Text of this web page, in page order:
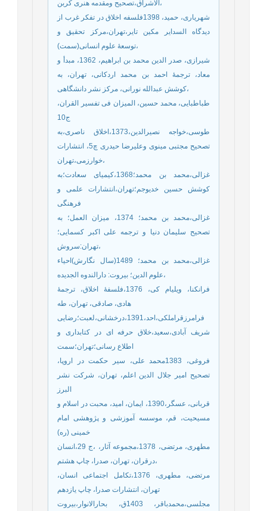
الاشراق،تصحیح ومقدمه هنری کربن،
شهریاری، حمید، 1398فلسفه اخلاق در تفکر غرب از
دیدگاه السدایر مکین تایر،تهران،مرکز تحقیق و
توسعۀ علوم انسانی(سمت)،
شیرازی، صدر الدین محمد بن ابراهیم، 1362، مبدأ و
معاد، ترجمۀ احمد بن محمد اردکانی، تهران، به
کوشش عبدالله نورانی، مرکز نشر دانشگاهی،
طباطبایی، محمد حسین، المیزان فی تفسیر القران،
ج10
طوسی،خواجه نصیرالدین،1373،اخلاق ناصری،به
تصحیح مجتبی مینوی وعلیرضا حیدری چ5، انتشارات
خوارزمی،تهران،
غزالی،محمد بن محمد؛1368،کیمیای سعادت؛به
کوشش حسین خدیوجم؛تهران،انتشارات علمی و
فرهنگی
غزالی،محمد بن محمد؛ 1374، میزان العمل؛ به
تصحیح سلیمان دنیا و ترجمه علی اکبر کسمایی؛
تهران:سروش،
غزالی،محمد بن محمد؛ 1489(سال نگارش)احیاء
علوم الدین؛ بیروت: دارالندوه الجدیده،
فرانکنا، ویلیام کی، 1376،فلسفۀ اخلاق، ترجمۀ
هادی، صادقی، تهران، طه
فرامرزقراملکی،احد،1391،درخشانی،لعبت؛رضایی
شریف آبادی،سعید،خلاق حرفه ای در کتابداری و
اطلاع رسانی؛تهران؛سمت
فروغی، 1383محمد علی، سیر حکمت در اروپا،
تصحیح امیر جلال الدین اعلم، تهران، شرکت نشر
البرز
قربانی، عسگر،1390، ایمان، امید، محبت در اسلام و
مسیحیت، قم، موسسه آموزشی و پژوهشی امام
خمینی (ره)
مطهری، مرتضی، 1378،مجموعه آثار، ،ج 29،انسان
درقران، تهران، صدرا، چاپ هشتم،
مرتضی، مطهری، 1376،تکامل اجتماعی انسان،
تهران، انتشارات صدرا، چاپ یازدهم
مجلسی،محمدباقر، 1403ق، بحارالانوار،بیروت